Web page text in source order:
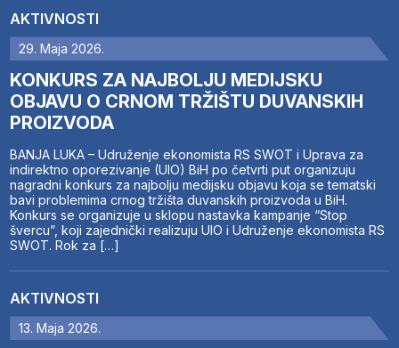
AKTIVNOSTI
29. Maja 2026.
KONKURS ZA NAJBOLJU MEDIJSKU
OBJAVU O CRNOM TRŽIŠTU DUVANSKIH
PROIZVODA
BANJA LUKA – Udruženje ekonomista RS SWOT i Uprava za
indirektno oporezivanje (UIO) BiH po četvrti put organizuju
nagradni konkurs za najbolju medijsku objavu koja se tematski
bavi problemima crnog tržišta duvanskih proizvoda u BiH.
Konkurs se organizuje u sklopu nastavka kampanje “Stop
švercu”, koji zajednički realizuju UIO i Udruženje ekonomista RS
SWOT. Rok za […]
AKTIVNOSTI
13. Maja 2026.